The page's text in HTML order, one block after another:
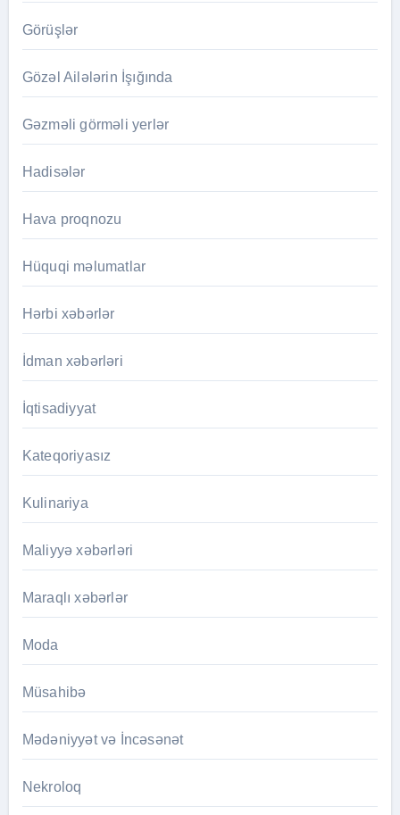
Görüşlər
Gözəl Ailələrin İşığında
Gəzməli görməli yerlər
Hadisələr
Hava proqnozu
Hüquqi məlumatlar
Hərbi xəbərlər
İdman xəbərləri
İqtisadiyyat
Kateqoriyasız
Kulinariya
Maliyyə xəbərləri
Maraqlı xəbərlər
Moda
Müsahibə
Mədəniyyət və İncəsənət
Nekroloq